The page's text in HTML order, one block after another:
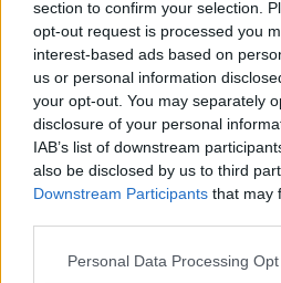
section to confirm your selection.
opt-out request is processed you
interest-based ads based on
us or personal information
your opt-out. You may separately
disclosure of your personal
IAB’s list of downstream
also be disclosed by us to third
Downstream Participants that may
Personal Data Processing
​Agorà reloaded
Ultimo
​L’urlo e gli inglesi
Carrà
Può darsi
Europei
Acciaio
Il Presidente
​Il Giro
​Mentre